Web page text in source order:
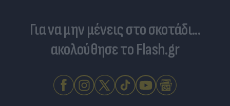
Για να μην μένεις στο σκοτάδι...
ακολούθησε το Flash.gr